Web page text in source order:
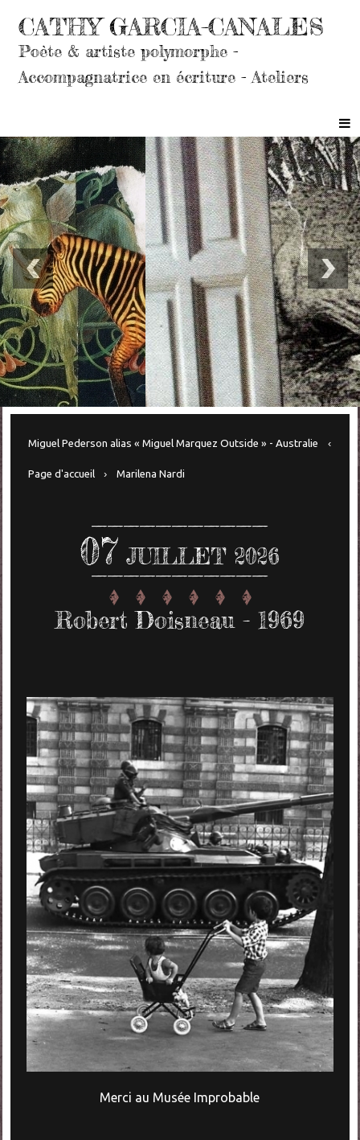
CATHY GARCIA-CANALES
Poète & artiste polymorphe -
Accompagnatrice en écriture - Ateliers
Miguel Pederson alias « Miguel Marquez Outside » - Australie
Page d'accueil Marilena Nardi
07 JUILLET 2026
Robert Doisneau - 1969
Merci au Musée Improbable